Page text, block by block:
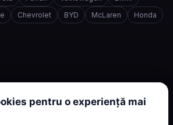
Chevrolet BYD McLaren Honda
pentru o experiență mai